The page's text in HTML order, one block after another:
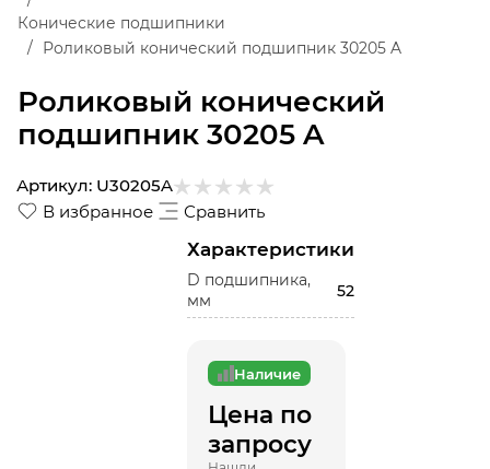
Роликовый конический
подшипник 30205 A
Конические подшипники
Роликовый конический подшипник 30205 A
В избранное Сравнить
Артикул: U30205A
Характеристики
D подшипника,
мм
52
Наличие
Цена по
запросу